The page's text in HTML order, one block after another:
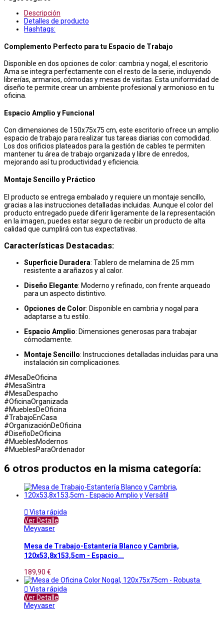
Descripción
Detalles de producto
Hashtags:
Complemento Perfecto para tu Espacio de Trabajo
Disponible en dos opciones de color: cambria y nogal, el escritorio
Ama se integra perfectamente con el resto de la serie, incluyendo
librerías, armarios, cómodas y mesas de visitas. Esta uniformidad de
diseño te permite crear un ambiente profesional y armonioso en tu
oficina.
Espacio Amplio y Funcional
Con dimensiones de 150x75x75 cm, este escritorio ofrece un amplio
espacio de trabajo para realizar tus tareas diarias con comodidad.
Los dos orificios plateados para la gestión de cables te permiten
mantener tu área de trabajo organizada y libre de enredos,
mejorando así tu productividad y eficiencia.
Montaje Sencillo y Práctico
El producto se entrega embalado y requiere un montaje sencillo,
gracias a las instrucciones detalladas incluidas. Aunque el color del
producto entregado puede diferir ligeramente de la representación
en la imagen, puedes estar seguro de recibir un producto de alta
calidad que cumplirá con tus expectativas.
Características Destacadas:
Superficie Duradera: Tablero de melamina de 25 mm
resistente a arañazos y al calor.
Diseño Elegante: Moderno y refinado, con frente arqueado
para un aspecto distintivo.
Opciones de Color: Disponible en cambria y nogal para
adaptarse a tu estilo.
Espacio Amplio: Dimensiones generosas para trabajar
cómodamente.
Montaje Sencillo: Instrucciones detalladas incluidas para una
instalación sin complicaciones.
#MesaDeOficina
#MesaSintra
#MesaDespacho
#OficinaOrganizada
#MueblesDeOficina
#TrabajoEnCasa
#OrganizaciónDeOficina
#DiseñoDeOficina
#MueblesModernos
#MueblesParaOrdenador
6 otros productos en la misma categoría:
 Vista rápida
Ver Detalle
Meyvaser
Mesa de Trabajo-Estantería Blanco y Cambria,
120x53,8x153,5cm - Espacio...
189,90 €
 Vista rápida
Ver Detalle
Meyvaser